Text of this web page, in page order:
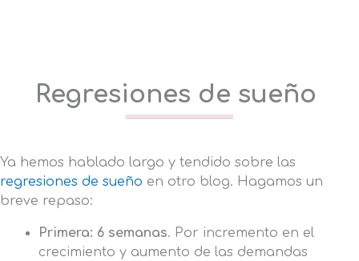
Regresiones de sueño
Ya hemos hablado largo y tendido sobre las
regresiones de sueño en otro blog. Hagamos un
breve repaso:
Primera: 6 semanas. Por incremento en el
crecimiento y aumento de las demandas